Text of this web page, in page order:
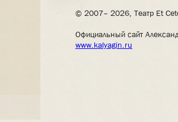
© 2007– 2026, Театр Et
Официальный сайт
www.kalyagin.ru